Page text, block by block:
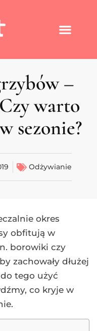
–
warto
sezonie?
Odżywianie
okres
obfitują w
borowiki czy
zachowały dłużej
tego użyć
co kryje w